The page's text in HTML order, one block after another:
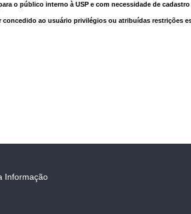
o público interno à USP e com necessidade de
concedido ao usuário privilégios ou atribuídas restrições
Informação